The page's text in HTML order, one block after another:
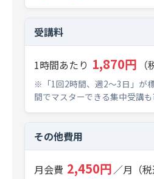
受講料
1時間あたり 1,870円 （
※「1回2時間、週2～3日」が
間でマスターできる集中受講も
その他費用
月会費 2,450円／月（税